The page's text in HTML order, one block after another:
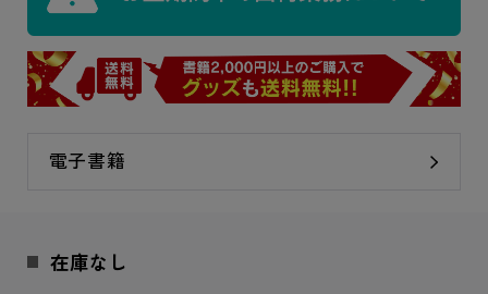
電子書籍
在庫なし